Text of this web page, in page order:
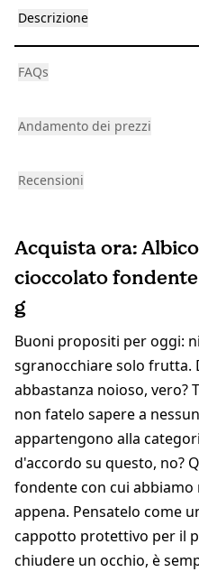
Descrizione
FAQs
Andamento dei prezzi
Recensioni
Acquista ora:
cioccolato
g
Buoni propositi per oggi:
sgranocchiare solo frutta.
abbastanza noioso, vero?
non fatelo sapere a
appartengono alla
d'accordo su questo, no?
fondente con cui
appena. Pensatelo come
cappotto protettivo per il
chiudere un occhio, è